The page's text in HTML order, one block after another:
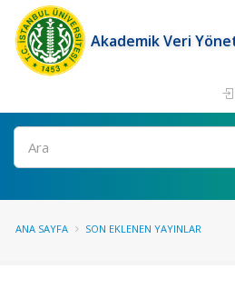
Akademik Veri
Ara
ANA SAYFA SON EKLENEN YAYINLAR